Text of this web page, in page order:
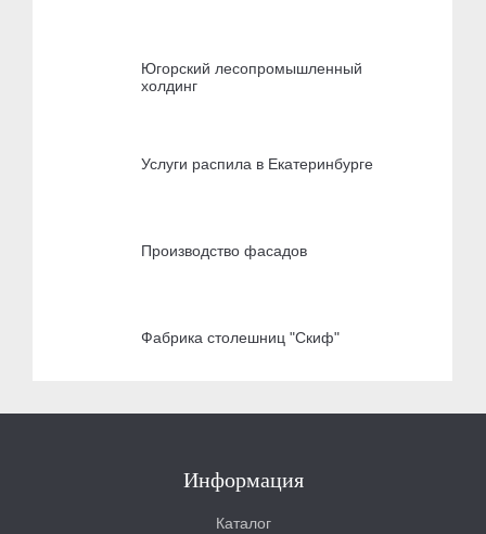
Югорский лесопромышленный
холдинг
Услуги распила в Екатеринбурге
Производство фасадов
Фабрика столешниц "Скиф"
Информация
Каталог